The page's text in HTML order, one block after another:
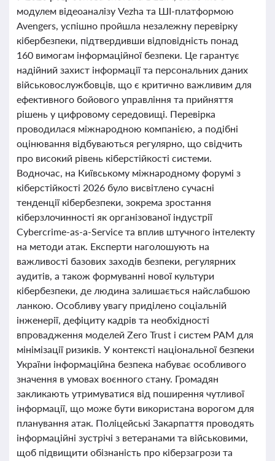
модулем відеоаналізу Vezha та ШІ-платформою
Avengers, успішно пройшла незалежну перевірку
кібербезпеки, підтвердивши відповідність понад
160 вимогам інформаційної безпеки. Це гарантує
надійний захист інформації та персональних даних
військовослужбовців, що є критично важливим для
ефективного бойового управління та прийняття
рішень у цифровому середовищі. Перевірка
проводилася міжнародною компанією, а подібні
оцінювання відбуваються регулярно, що свідчить
про високий рівень кіберстійкості системи.
Водночас, на Київському міжнародному форумі з
кіберстійкості 2026 було висвітлено сучасні
тенденції кібербезпеки, зокрема зростання
кіберзлочинності як організованої індустрії
Cybercrime-as-a-Service та вплив штучного інтелекту
на методи атак. Експерти наголошують на
важливості базових заходів безпеки, регулярних
аудитів, а також формуванні нової культури
кібербезпеки, де людина залишається найслабшою
ланкою. Особливу увагу приділено соціальній
інженерії, дефіциту кадрів та необхідності
впровадження моделей Zero Trust і систем PAM для
мінімізації ризиків. У контексті національної безпеки
України інформаційна безпека набуває особливого
значення в умовах воєнного стану. Громадян
закликають утримуватися від поширення чутливої
інформації, що може бути використана ворогом для
планування атак. Поліцейські Закарпаття проводять
інформаційні зустрічі з ветеранами та військовими,
щоб підвищити обізнаність про кіберзагрози та